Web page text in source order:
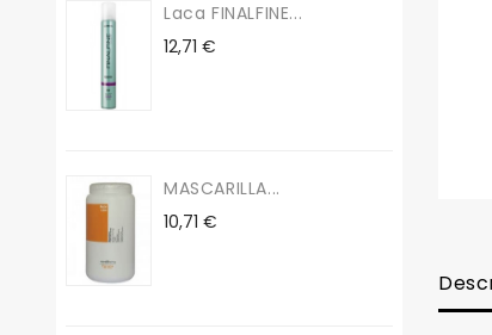
Laca FINALFINE...
Precio
12,71 €
MASCARILLA...
Precio
10,71 €